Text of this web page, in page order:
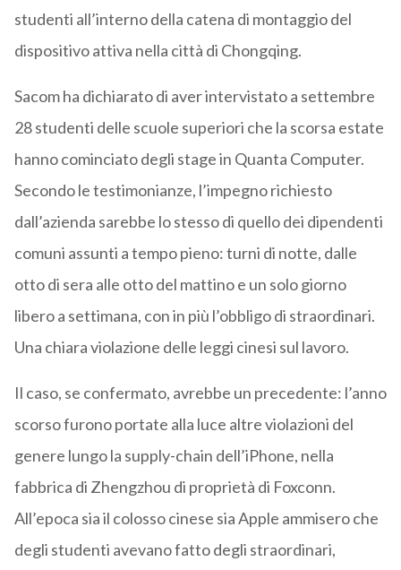
studenti all’interno della catena di montaggio del
dispositivo attiva nella città di Chongqing.
Sacom ha dichiarato di aver intervistato a settembre
28 studenti delle scuole superiori che la scorsa estate
hanno cominciato degli stage in Quanta Computer.
Secondo le testimonianze, l’impegno richiesto
dall’azienda sarebbe lo stesso di quello dei dipendenti
comuni assunti a tempo pieno: turni di notte, dalle
otto di sera alle otto del mattino e un solo giorno
libero a settimana, con in più l’obbligo di straordinari.
Una chiara violazione delle leggi cinesi sul lavoro.
Il caso, se confermato, avrebbe un precedente: l’anno
scorso furono portate alla luce altre violazioni del
genere lungo la supply-chain dell’iPhone, nella
fabbrica di Zhengzhou di proprietà di Foxconn.
All’epoca sia il colosso cinese sia Apple ammisero che
degli studenti avevano fatto degli straordinari,